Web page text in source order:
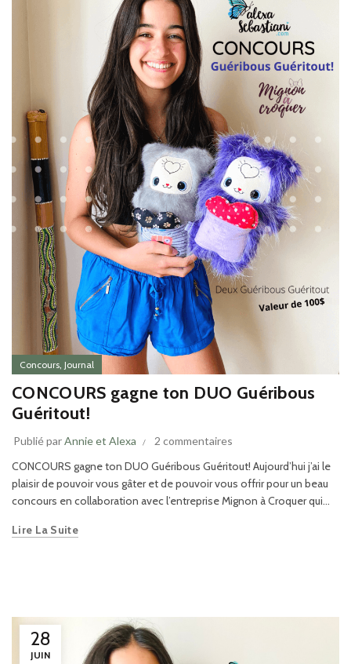
Concours, Journal
CONCOURS gagne ton DUO Guéribous
Guéritout!
Publié parAnnie et Alexa 2 commentaires
CONCOURS gagne ton DUO Guéribous Guéritout! Aujourd’hui j’ai le
plaisir de pouvoir vous gâter et de pouvoir vous offrir pour un beau
concours en collaboration avec l’entreprise Mignon à Croquer qui...
Lire La Suite
28
JUIN